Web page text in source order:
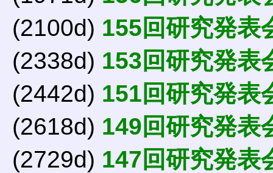
(2100d) 155回研究発表
(2338d) 153回研究発表
(2442d) 151回研究発表
(2618d) 149回研究発表
(2729d) 147回研究発表